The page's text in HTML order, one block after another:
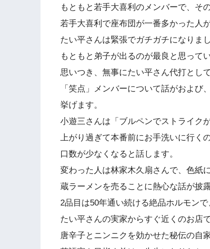
もともと若手大喜利のメンバーで、そ
若手大喜利で座布団が一番多かった人
たい平さんは緊張でガチガチになりまし
もともと弟子が出るのが最良と思って
思いつき、無事にたい平さん代打とし
「笑点」メンバーについて話がおよ
挙げます。
小遊三さんは「ブルペンでストライク
上がり過ぎて本番前にお手洗いに行く
口数が少なくなると話します。
変わった人は林家木久扇さんで、色紙
蔵ラーメンを売ることに熱心な話が披
2品目は50年通い続ける絶品ホルモン
たい平さんの実家からすぐ近くのお店
唐辛子とニンニクを効かせた秘伝の自